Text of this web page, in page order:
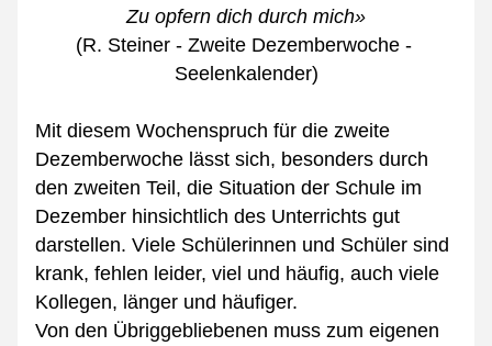
Zu opfern dich durch mich»
(R. Steiner - Zweite Dezemberwoche -
Seelenkalender)
Mit diesem Wochenspruch für die zweite
Dezemberwoche lässt sich, besonders durch
den zweiten Teil, die Situation der Schule im
Dezember hinsichtlich des Unterrichts gut
darstellen. Viele Schülerinnen und Schüler sind
krank, fehlen leider, viel und häufig, auch viele
Kollegen, länger und häufiger.
Von den Übriggebliebenen muss zum eigenen